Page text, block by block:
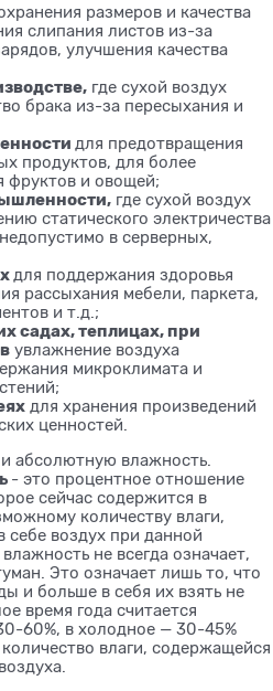
размеров и качества
слипания листов из-за
улучшения качества
где сухой воздух
брака из-за пересыхания и
для предотвращения
продуктов, для более
фруктов и овощей;
где сухой воздух
статического электричества
в серверных,
для поддержания здоровья
рассыхания мебели, паркета,
и т.д.;
садах, теплицах, при
увлажнение воздуха
микроклимата и
для хранения произведений
ценностей.
абсолютную влажность.
- это процентное отношение
сейчас содержится в
количеству влаги,
себе воздух при данной
не всегда означает,
Это означает лишь то, что
и больше в себя их взять не
время года считается
60%, в холодное — 30-45%
влаги, содержащейся